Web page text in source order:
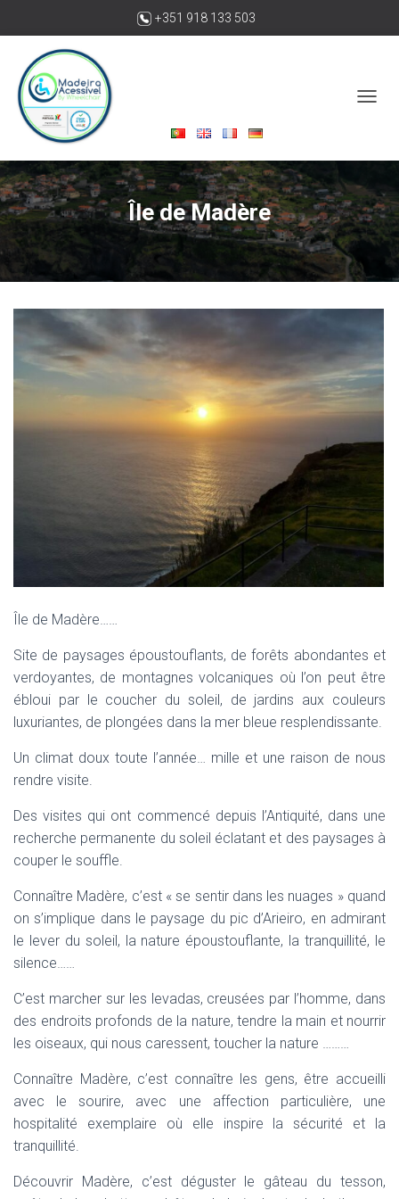
+351 918 133 503
madeiraacessivelbywheelchair@gmail.com
R
R
/
F
E
M
R
N
A
I
T
N
Île de Madère
Île de Madère……
Site de paysages époustouflants, de forêts abondantes et
verdoyantes, de montagnes volcaniques où l’on peut être
ébloui par le coucher du soleil, de jardins aux couleurs
luxuriantes, de plongées dans la mer bleue resplendissante.
Un climat doux toute l’année… mille et une raison de nous
rendre visite.
Des visites qui ont commencé depuis l’Antiquité, dans une
recherche permanente du soleil éclatant et des paysages à
couper le souffle.
Connaître Madère, c’est « se sentir dans les nuages » quand
on s’implique dans le paysage du pic d’Arieiro, en admirant
le lever du soleil, la nature époustouflante, la tranquillité, le
silence……
C’est marcher sur les levadas, creusées par l’homme, dans
des endroits profonds de la nature, tendre la main et nourrir
les oiseaux, qui nous caressent, toucher la nature ………
Connaître Madère, c’est connaître les gens, être accueilli
avec le sourire, avec une affection particulière, une
hospitalité exemplaire où elle inspire la sécurité et la
tranquillité.
Découvrir Madère, c’est déguster le gâteau du tesson,